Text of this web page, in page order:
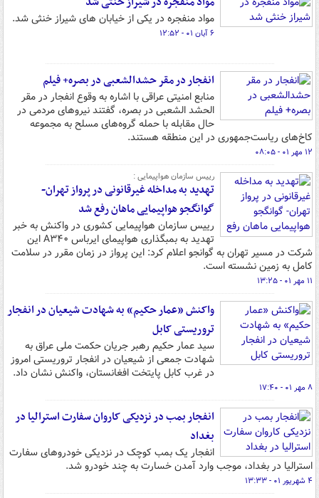
مواد منفجره در یکی از خیابان های شیراز خنثی شد.
۶ آبان ۰۱ - ۱۲:۵۲
انفجار در مقر حشدالشعبی در بصره+ فیلم
منابع امنیتی عراقی با اشاره به وقوع انفجار در مقر
الحشد الشعبی در بصره، گفتند نیروهای مردمی در
حال مقابله با حمله گروه‌های مسلح به مجموعه
کاخ‌های ریاست‌جمهوری در این منطقه هستند.
۱۲ مهر ۰۱ - ۰۸:۰۵
رییس سازمان هواپیمایی :
تهدید به مداخله غیرقانونی در پرواز تهران-
گوانگجو هواپیمایی ماهان رفع شد
رییس سازمان هواپیمایی کشوری در واکنش به خبر
تهدید به بمبگذاری هواپیمای ایرباس A۳۴۰ این
شرکت در مسیر تهران به گوانجو اعلام کرد: این پرواز در زمان مقرر در سلامت
کامل به زمین نشسته است.
۱۱ مهر ۰۱ - ۱۳:۲۵
واکنش «عمار حکیم» به شهادت شیعیان در انفجار
تروریستی کابل
سید عمار حکیم رهبر جریان حکمت ملی عراق به
شهادت جمعی از شیعیان در انفجار تروریستی امروز
در غرب کابل پایتخت افغانستان، واکنش نشان داد.
۸ مهر ۰۱ - ۱۷:۴۰
انفجار بمب در نزدیکی کاروان سفارت استرالیا در
بغداد
انفجار یک بمب کوچک در نزدیکی خودروهای سفارت
استرالیا در بغداد، موجب وارد آمدن خسارت به چند خودرو شد.
۴ شهریور ۰۱ - ۱۳:۳۳